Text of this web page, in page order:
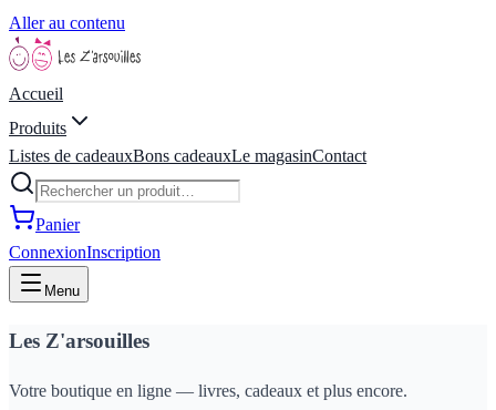
Aller au contenu
Accueil
Produits
Listes de cadeauxBons cadeauxLe magasinContact
Panier
ConnexionInscription
Menu
Les Z'arsouilles
Votre boutique en ligne — livres, cadeaux et plus encore.